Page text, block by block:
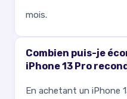
mois.
Combien puis-je
iPhone 13 Pro
En achetant un iPhone